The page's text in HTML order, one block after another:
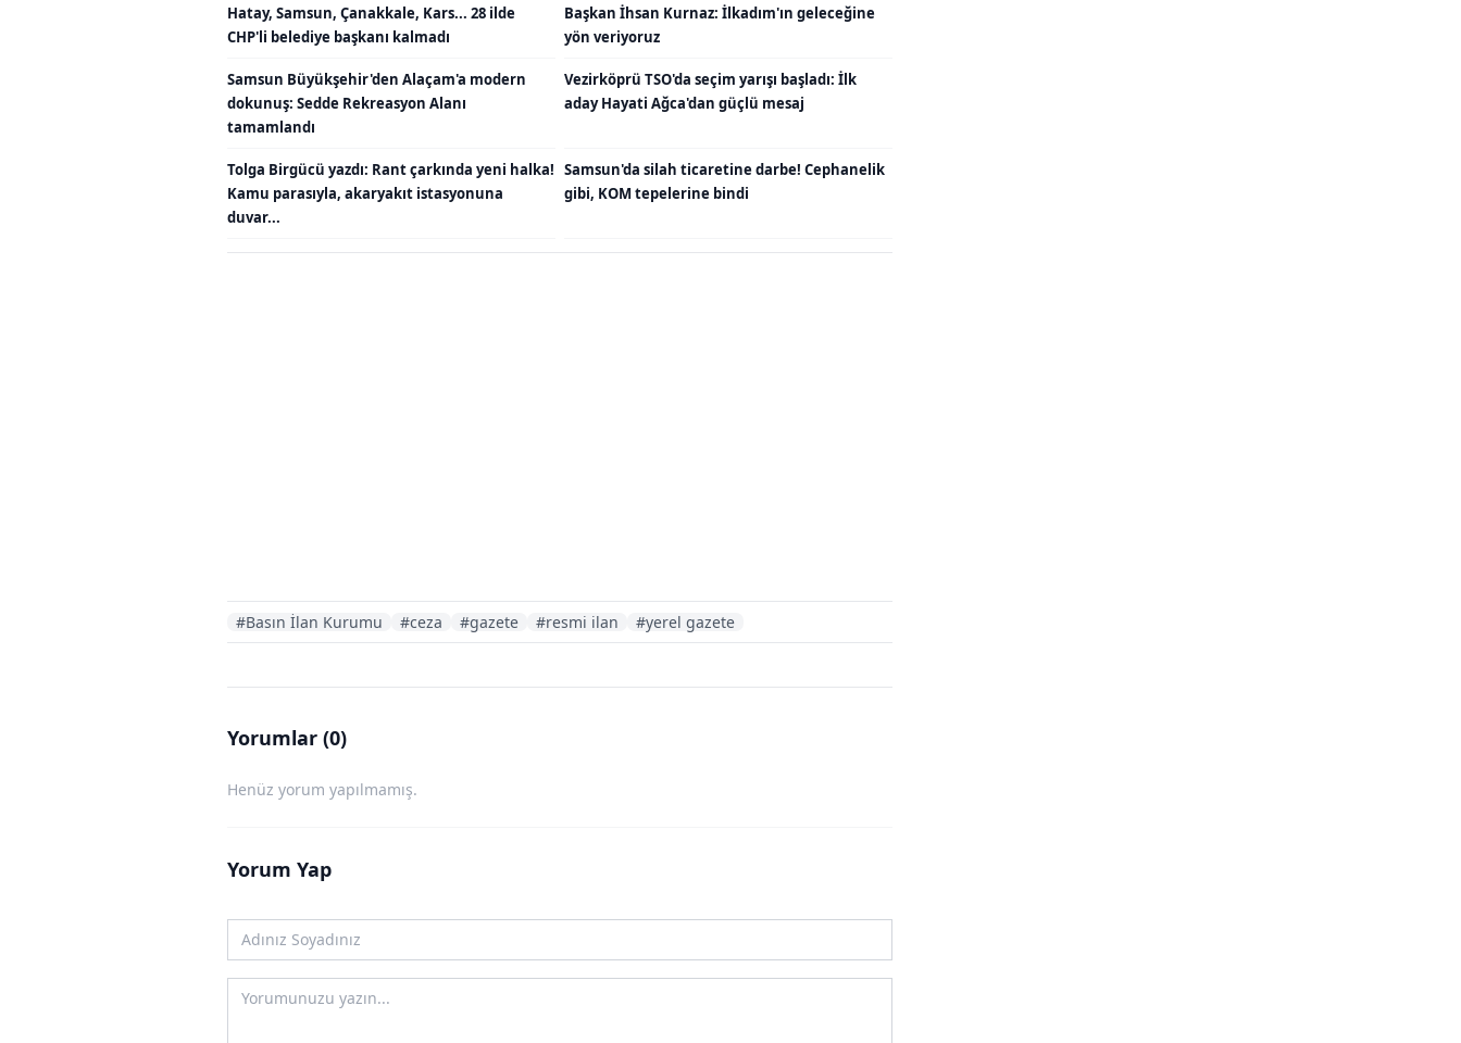
Hatay, Samsun, Çanakkale, Kars... 28 ilde
CHP'li belediye başkanı kalmadı
Başkan İhsan Kurnaz: İlkadım'ın geleceğine
yön veriyoruz
Samsun Büyükşehir'den Alaçam'a modern
dokunuş: Sedde Rekreasyon Alanı
tamamlandı
Vezirköprü TSO'da seçim yarışı başladı: İlk
aday Hayati Ağca'dan güçlü mesaj
Tolga Birgücü yazdı: Rant çarkında yeni halka!
Kamu parasıyla, akaryakıt istasyonuna
duvar...
Samsun'da silah ticaretine darbe! Cephanelik
gibi, KOM tepelerine bindi
#Basın İlan Kurumu #ceza #gazete #resmi ilan #yerel gazete
Yorumlar (0)
Henüz yorum yapılmamış.
Yorum Yap